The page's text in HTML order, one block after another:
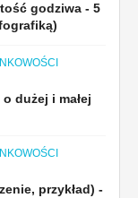
godziwa - 5
dużej i małej
przykład) -